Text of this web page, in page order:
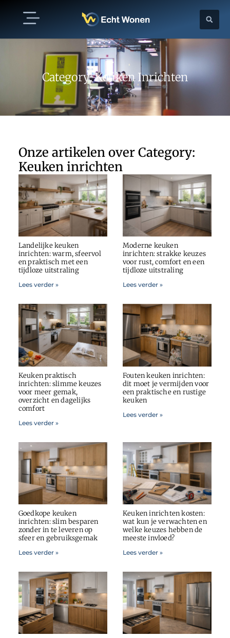
Category: Keuken Inrichten
Onze artikelen over Category:
Keuken inrichten
Landelijke keuken
inrichten: warm, sfeervol
en praktisch met een
tijdloze uitstraling
Lees verder »
Moderne keuken
inrichten: strakke keuzes
voor rust, comfort en een
tijdloze uitstraling
Lees verder »
Keuken praktisch
inrichten: slimme keuzes
voor meer gemak,
overzicht en dagelijks
comfort
Lees verder »
Fouten keuken inrichten:
dit moet je vermijden voor
een praktische en rustige
keuken
Lees verder »
Goedkope keuken
inrichten: slim besparen
zonder in te leveren op
sfeer en gebruiksgemak
Lees verder »
Keuken inrichten kosten:
wat kun je verwachten en
welke keuzes hebben de
meeste invloed?
Lees verder »